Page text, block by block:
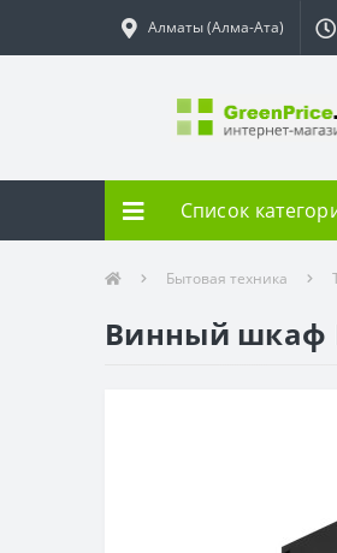
Алматы (Алма-Ата)
Список
Бытовая техника
Винный шкаф